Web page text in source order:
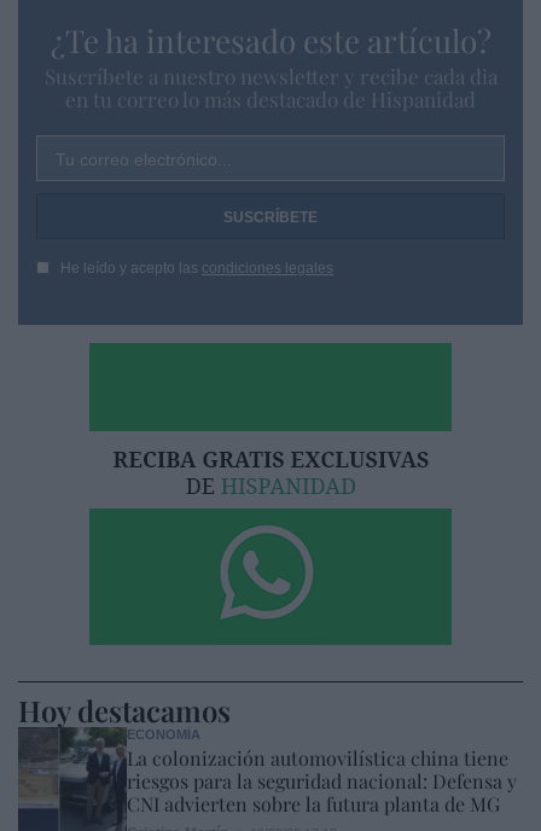
¿Te ha interesado este artículo?
Suscríbete a nuestro newsletter y recibe cada dia
en tu correo lo más destacado de Hispanidad
Tu correo electrónico...
He leído y acepto las condiciones legales
Hoy destacamos
ECONOMÍA
La colonización automovilística china tiene
riesgos para la seguridad nacional: Defensa y
CNI advierten sobre la futura planta de MG